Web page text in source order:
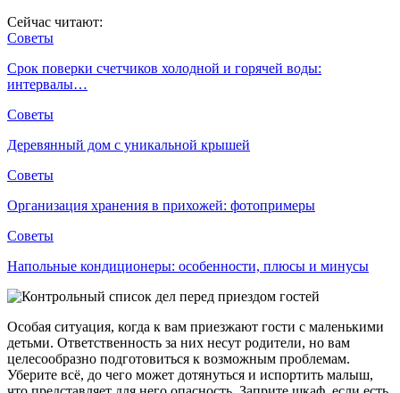
Сейчас читают:
Советы
Срок поверки счетчиков холодной и горячей воды:
интервалы…
Советы
Деревянный дом с уникальной крышей
Советы
Организация хранения в прихожей: фотопримеры
Советы
Напольные кондиционеры: особенности, плюсы и минусы
Особая ситуация, когда к вам приезжают гости с маленькими
детьми. Ответственность за них несут родители, но вам
целесообразно подготовиться к возможным проблемам.
Уберите всё, до чего может дотянуться и испортить малыш,